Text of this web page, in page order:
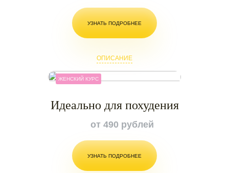
ОПИСАНИЕ
УЗНАТЬ ПОДРОБНЕЕ
ЖЕНСКИЙ КУРС
Идеально для похудения
от 490 рублей
УЗНАТЬ ПОДРОБНЕЕ